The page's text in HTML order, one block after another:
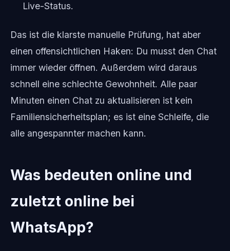
Live-Status.
Das ist die klarste manuelle Prüfung, hat aber
einen offensichtlichen Haken: Du musst den Chat
immer wieder öffnen. Außerdem wird daraus
schnell eine schlechte Gewohnheit. Alle paar
Minuten einen Chat zu aktualisieren ist kein
Familiensicherheitsplan; es ist eine Schleife, die
alle angespannter machen kann.
Was bedeuten online und
zuletzt online bei
WhatsApp?